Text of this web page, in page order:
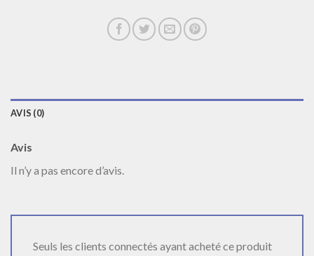
AVIS (0)
Avis
Il n’y a pas encore d’avis.
Seuls les clients connectés ayant acheté ce produit